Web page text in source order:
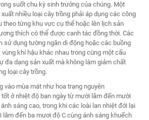
suốt chu kỳ sinh trưởng của chúng. Một
nhiều loại cây trồng phải áp dụng các công
theo từng khu vực cụ thể hoặc lên lịch sản
thích có thể được canh tác đồng thời. Các
sử dụng tường ngăn di động hoặc các buồng
khí hậu khác nhau trong cùng một cấu
đa dạng sản xuất mà không làm giảm chất
loại cây trồng.
vào mùa mát như hoa trạng nguyên
ở nhiệt độ ban ngày từ mười lăm đến mười
sáng cao, trong khi các loài lan nhiệt đới lại
đến ba mươi độ C cùng ánh sáng khuếch